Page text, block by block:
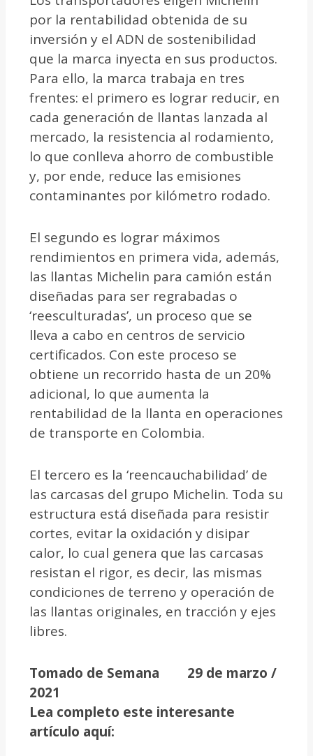
por la rentabilidad obtenida de su
inversión y el ADN de sostenibilidad
que la marca inyecta en sus productos.
Para ello, la marca trabaja en tres
frentes: el primero es lograr reducir, en
cada generación de llantas lanzada al
mercado, la resistencia al rodamiento,
lo que conlleva ahorro de combustible
y, por ende, reduce las emisiones
contaminantes por kilómetro rodado.
El segundo es lograr máximos
rendimientos en primera vida, además,
las llantas Michelin para camión están
diseñadas para ser regrabadas o
‘reesculturadas’, un proceso que se
lleva a cabo en centros de servicio
certificados. Con este proceso se
obtiene un recorrido hasta de un 20%
adicional, lo que aumenta la
rentabilidad de la llanta en operaciones
de transporte en Colombia.
El tercero es la ‘reencauchabilidad’ de
las carcasas del grupo Michelin. Toda su
estructura está diseñada para resistir
cortes, evitar la oxidación y disipar
calor, lo cual genera que las carcasas
resistan el rigor, es decir, las mismas
condiciones de terreno y operación de
las llantas originales, en tracción y ejes
libres.
Tomado de Semana 29 de marzo /
2021
Lea completo este interesante
artículo aquí: